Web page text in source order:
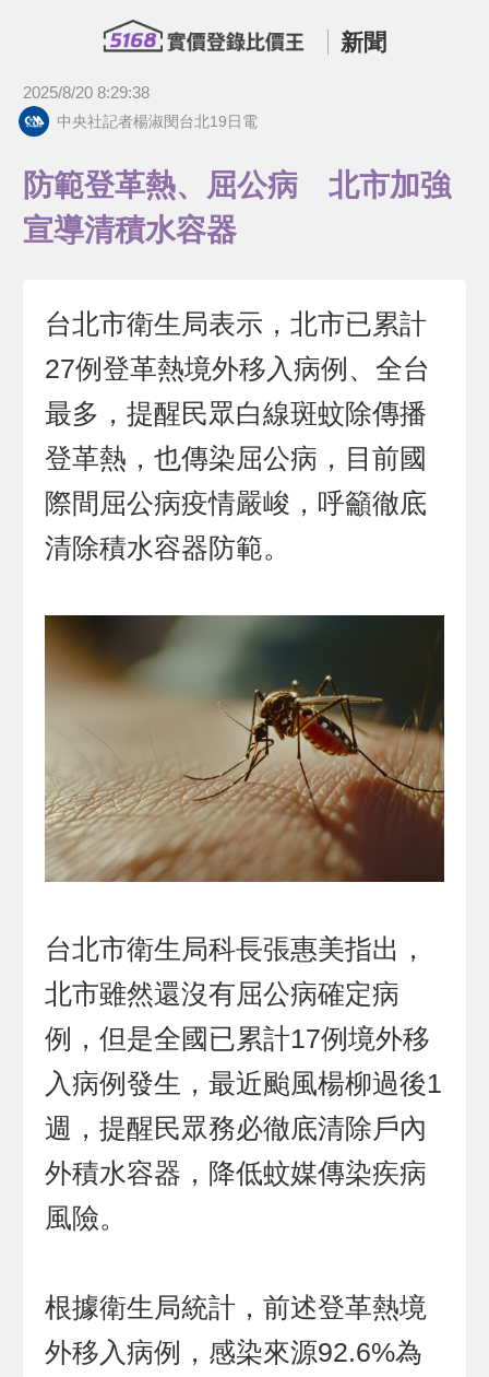
新聞
2025/8/20 8:29:38
中央社記者楊淑閔台北19日電
防範登革熱、屈公病 北市加強
宣導清積水容器
台北市衛生局表示，北市已累計
27例登革熱境外移入病例、全台
最多，提醒民眾白線斑蚊除傳播
登革熱，也傳染屈公病，目前國
際間屈公病疫情嚴峻，呼籲徹底
清除積水容器防範。
台北市衛生局科長張惠美指出，
北市雖然還沒有屈公病確定病
例，但是全國已累計17例境外移
入病例發生，最近颱風楊柳過後1
週，提醒民眾務必徹底清除戶內
外積水容器，降低蚊媒傳染疾病
風險。
根據衛生局統計，前述登革熱境
外移入病例，感染來源92.6%為